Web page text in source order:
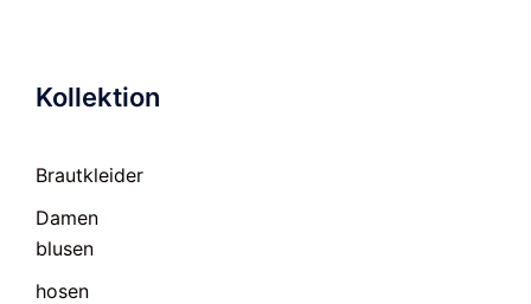
Kollektion
Brautkleider
Damen
blusen
hosen